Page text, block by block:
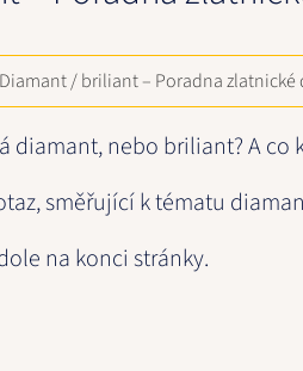
Diamant / briliant – Poradna zlatnické
diamant, nebo briliant? A co
směřující k tématu
na konci stránky.